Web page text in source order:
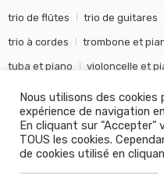
trio de flûtes trio de guitares
trio à cordes trombone et
tuba et piano violoncelle et
© Editions Soldano - Tous
Nous utilisons des cookies
expérience de navigation
En cliquant sur "Accepter"
TOUS les cookies.
de cookies utilisé en